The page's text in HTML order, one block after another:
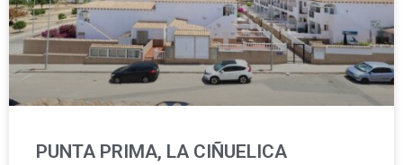
PUNTA PRIMA, LA CIÑUELICA